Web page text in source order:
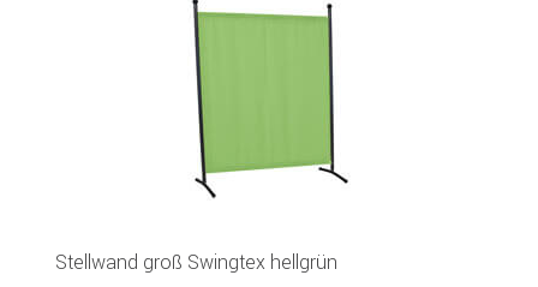
Stellwand groß Swingtex hellgrün